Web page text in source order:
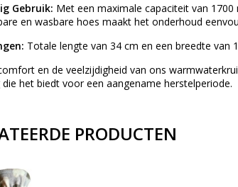
Gebruik: Met een maximale capaciteit van
en wasbare hoes maakt het onderhoud
Totale lengte van 34 cm en een breedte van
en de veelzijdigheid van ons
het biedt voor een aangename herstelperiode.
PRODUCTEN